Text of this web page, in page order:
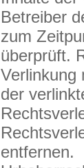
Betreiber
zum
überprüft.
Verlinkung
der
entfernen.